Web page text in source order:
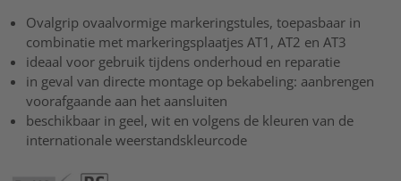
Ovalgrip ovaalvormige markeringstules, toepasbaar in
combinatie met markeringsplaatjes AT1, AT2 en AT3
ideaal voor gebruik tijdens onderhoud en reparatie
in geval van directe montage op bekabeling: aanbrengen
voorafgaande aan het aansluiten
beschikbaar in geel, wit en volgens de kleuren van de
internationale weerstandskleurcode